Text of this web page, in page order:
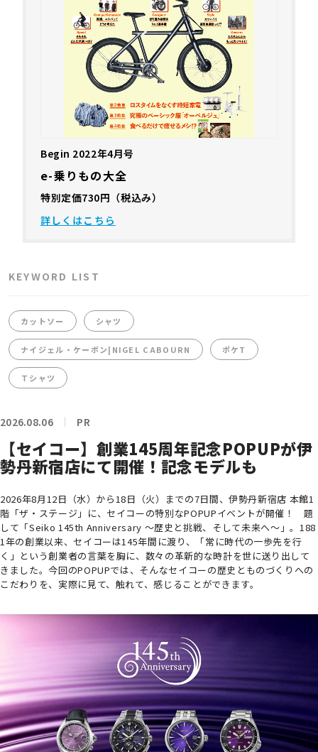
Begin 2022年4月号
e-乗りもの大全
特別定価730円（税込み）
詳しくはこちら
KEYWORD LIST
カットソー シャツ
ナイジェル・ケーボン|NIGEL CABOURN ポケT
Ｔシャツ
2026.08.06 PR
【セイコー】創業145周年記念POPUPが伊
勢丹新宿店にて開催！記念モデルも
2026年8月12日（水）から18日（火）までの7日間、伊勢丹新宿店 本館1
階「ザ・ステージ」に、セイコーの特別なPOPUPイベントが開催！ 題
して「Seiko 145th Anniversary ～歴史と挑戦、そして未来へ～」。188
1年の創業以来、セイコーは145年間に渡り、「常に時代の一歩先を行
く」という創業者の言葉を胸に、数々の革新的な時計を世に送り出して
きました。今回のPOPUPでは、そんなセイコーの歴史とものづくりへの
こだわりを、実際に見て、触れて、感じることができます。